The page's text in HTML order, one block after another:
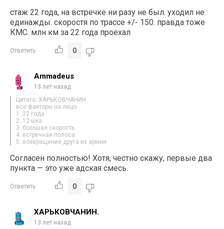
стаж 22 года, на встречке ни разу не был. уходил не
единажды. скоростя по трассе +/- 150. правда тоже
КМС. млн км за 22 года проехал
Ответить 0
Ammadeus
13 лет назад
Цитата: ХАРЬКОВЧАНИН
все факторы на лицо:
1. 22 года
2. 12-шка
3. большая скорость
4. встречная полоса
5. возвращение друга из армии
Согласен полностью! Хотя, честно скажу, первые два
пункта — это уже адская смесь.
Ответить 0
ХАРЬКОВЧАНИН.
13 лет назад